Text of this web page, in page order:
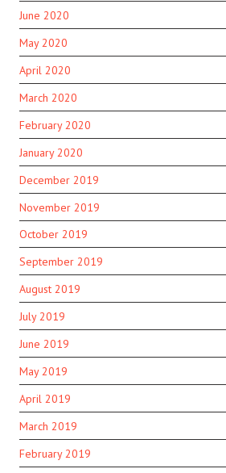
June 2020
May 2020
April 2020
March 2020
February 2020
January 2020
December 2019
November 2019
October 2019
September 2019
August 2019
July 2019
June 2019
May 2019
April 2019
March 2019
February 2019